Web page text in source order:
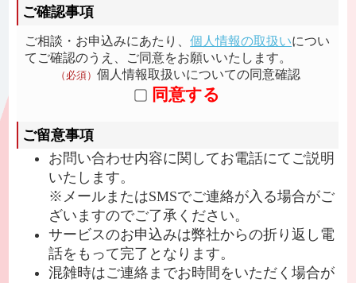
ご確認事項
ご相談・お申込みにあたり、個人情報の取扱いについ
てご確認のうえ、ご同意をお願いいたします。
（必須） 個人情報取扱いについての同意確認
同意する
ご留意事項
お問い合わせ内容に関してお電話にてご説明
いたします。
※メールまたはSMSでご連絡が入る場合がご
ざいますのでご了承ください。
サービスのお申込みは弊社からの折り返し電
話をもって完了となります。
混雑時はご連絡までお時間をいただく場合が